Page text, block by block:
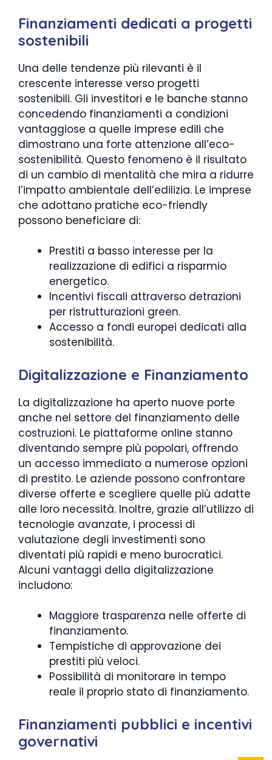
Finanziamenti dedicati a progetti
sostenibili
Una delle tendenze più rilevanti è il
crescente interesse verso progetti
sostenibili. Gli investitori e le banche stanno
concedendo finanziamenti a condizioni
vantaggiose a quelle imprese edili che
dimostrano una forte attenzione all’eco-
sostenibilità. Questo fenomeno è il risultato
di un cambio di mentalità che mira a ridurre
l’impatto ambientale dell’edilizia. Le imprese
che adottano pratiche eco-friendly
possono beneficiare di:
Prestiti a basso interesse per la
realizzazione di edifici a risparmio
energetico.
Incentivi fiscali attraverso detrazioni
per ristrutturazioni green.
Accesso a fondi europei dedicati alla
sostenibilità.
Digitalizzazione e Finanziamento
La digitalizzazione ha aperto nuove porte
anche nel settore del finanziamento delle
costruzioni. Le piattaforme online stanno
diventando sempre più popolari, offrendo
un accesso immediato a numerose opzioni
di prestito. Le aziende possono confrontare
diverse offerte e scegliere quelle più adatte
alle loro necessità. Inoltre, grazie all’utilizzo di
tecnologie avanzate, i processi di
valutazione degli investimenti sono
diventati più rapidi e meno burocratici.
Alcuni vantaggi della digitalizzazione
includono:
Maggiore trasparenza nelle offerte di
finanziamento.
Tempistiche di approvazione dei
prestiti più veloci.
Possibilità di monitorare in tempo
reale il proprio stato di finanziamento.
Finanziamenti pubblici e incentivi
governativi